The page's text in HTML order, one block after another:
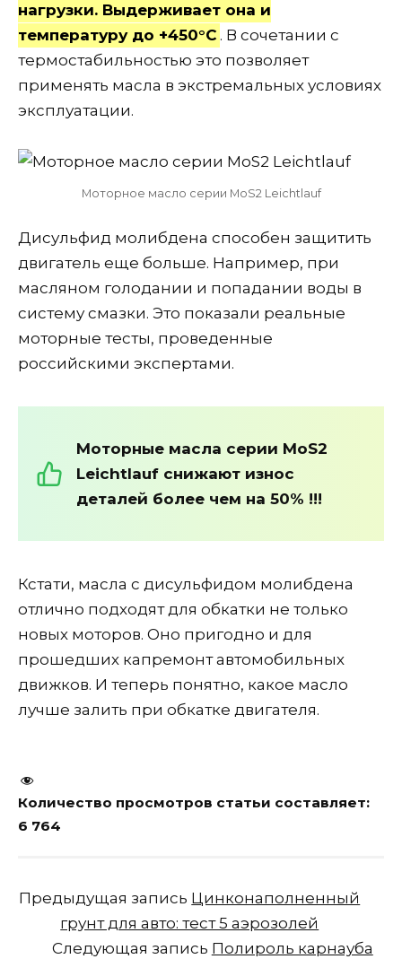
нагрузки. Выдерживает она и
температуру до +450°C . В сочетании с
термостабильностью это позволяет
применять масла в экстремальных условиях
эксплуатации.
Моторное масло серии MoS2 Leichtlauf
Дисульфид молибдена способен защитить
двигатель еще больше. Например, при
масляном голодании и попадании воды в
систему смазки. Это показали реальные
моторные тесты, проведенные
российскими экспертами.
Моторные масла серии MoS2
Leichtlauf снижают износ
деталей более чем на 50% !!!
Кстати, масла с дисульфидом молибдена
отлично подходят для обкатки не только
новых моторов. Оно пригодно и для
прошедших капремонт автомобильных
движков. И теперь понятно, какое масло
лучше залить при обкатке двигателя.
Количество просмотров статьи составляет:
6 764
Предыдущая запись Цинконаполненный
грунт для авто: тест 5 аэрозолей
Следующая запись Полироль карнауба